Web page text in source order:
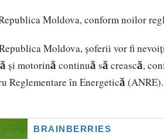
Moldova, conform noilor
Moldova, șoferii vor fi
și motorină continuă să crească,
Reglementare în Energetică (ANRE).